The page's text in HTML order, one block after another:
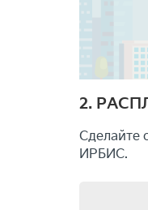
2.
Сделайте
ИРБИС.